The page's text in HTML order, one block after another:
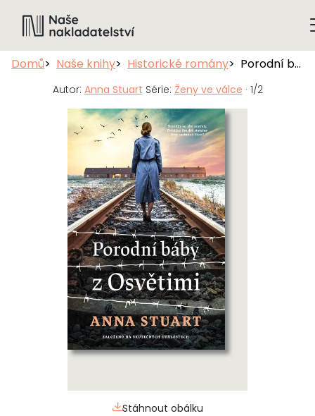
Domů Naše knihy Historické romány Porodní báby z Osvětimi
Autor: Anna Stuart Série: Ženy ve válce · 1/2
Stáhnout obálku